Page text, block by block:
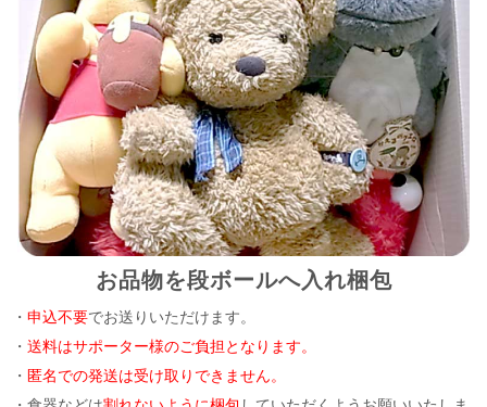
お品物を段ボールへ入れ梱包
・申込不要でお送りいただけます。
・送料はサポーター様のご負担となります。
・ 匿名での発送は受け取りできません。